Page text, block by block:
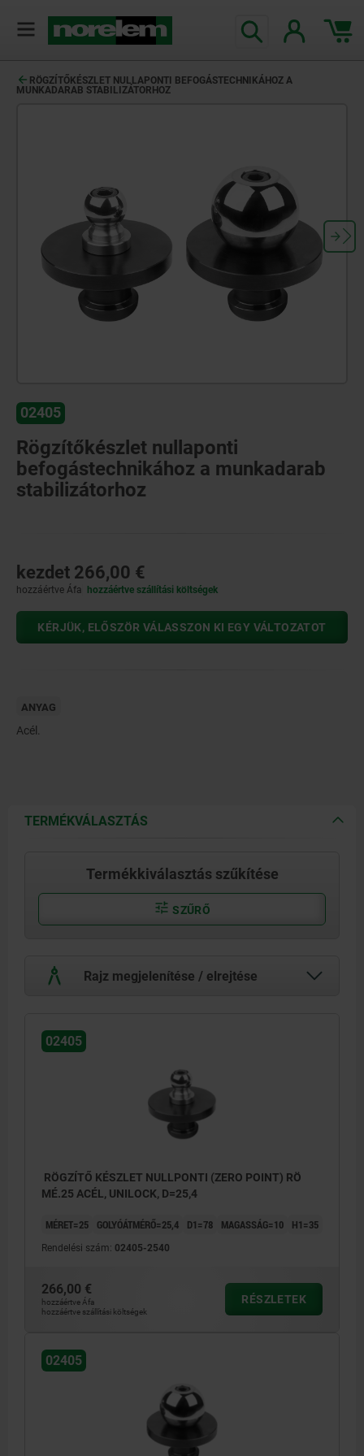
RÖGZÍTŐKÉSZLET NULLAPONTI BEFOGÁSTECHNIKÁHOZ A
MUNKADARAB STABILIZÁTORHOZ
02405
Rögzítőkészlet nullaponti
befogástechnikához a munkadarab
stabilizátorhoz
kezdet 266,00 €
hozzáértve Áfa hozzáértve szállítási költségek
KÉRJÜK, ELŐSZÖR VÁLASSZON KI EGY VÁLTOZATOT
ANYAG
Acél.
TERMÉKVÁLASZTÁS
Termékkiválasztás szűkítése
SZŰRŐ
Rajz megjelenítése / elrejtése
02405
RÖGZÍTŐ KÉSZLET NULLPONTI (ZERO POINT) RÖ
MÉ.25 ACÉL, UNILOCK, D=25,4
MÉRET=25 GOLYÓÁTMÉRŐ=25,4 D1=78 MAGASSÁG=10 H1=35
Rendelési szám: 02405-2540
266,00 €
hozzáértve Áfa
hozzáértve szállítási költségek
RÉSZLETEK
02405